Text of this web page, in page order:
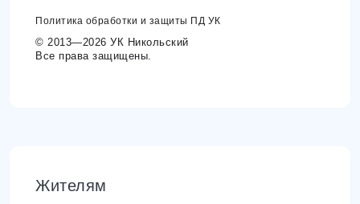
Политика обработки и защиты ПД УК
© 2013—2026 УК Никольский
Все права защищены.
Жителям